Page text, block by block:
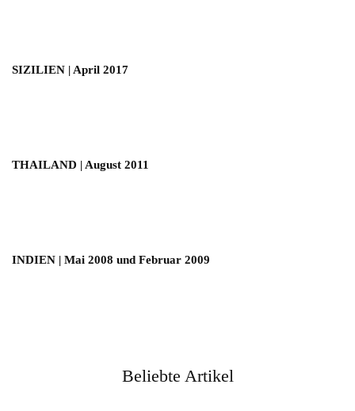
SIZILIEN | April 2017
THAILAND | August 2011
INDIEN | Mai 2008 und Februar 2009
Beliebte Artikel